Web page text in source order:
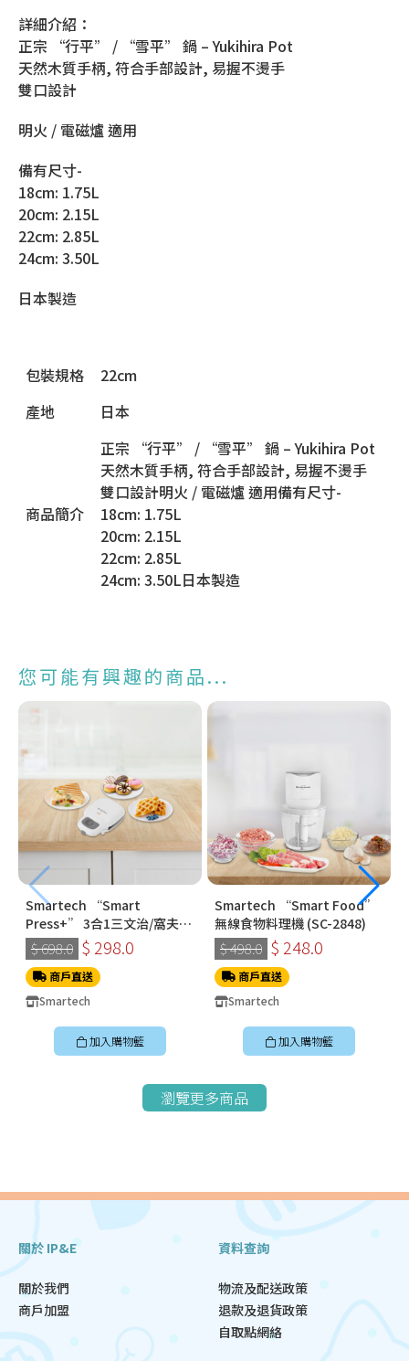
詳細介紹：
正宗 “行平” / “雪平” 鍋 – Yukihira Pot
天然木質手柄, 符合手部設計, 易握不燙手
雙口設計
明火 / 電磁爐 適用
備有尺寸-
18cm: 1.75L
20cm: 2.15L
22cm: 2.85L
24cm: 3.50L
日本製造
包裝規格
22cm
產地
日本
商品簡介
正宗 “行平” / “雪平” 鍋 – Yukihira Pot
天然木質手柄, 符合手部設計, 易握不燙手
雙口設計明火 / 電磁爐 適用備有尺寸-
18cm: 1.75L
20cm: 2.15L
22cm: 2.85L
24cm: 3.50L日本製造
您可能有興趣的商品...
Smartech “Smart
Press+” 3合1三文治/窩夫/
冬甩機 SM-2228
$ 698.0 $ 298.0
商戶直送
Smartech
加入購物籃
Smartech “Smart Food”
無線食物料理機 (SC-2848)
$ 498.0 $ 248.0
商戶直送
Smartech
加入購物籃
瀏覽更多商品
關於 IP&E
關於我們
商戶加盟
資料查詢
物流及配送政策
退款及退貨政策
自取點網絡